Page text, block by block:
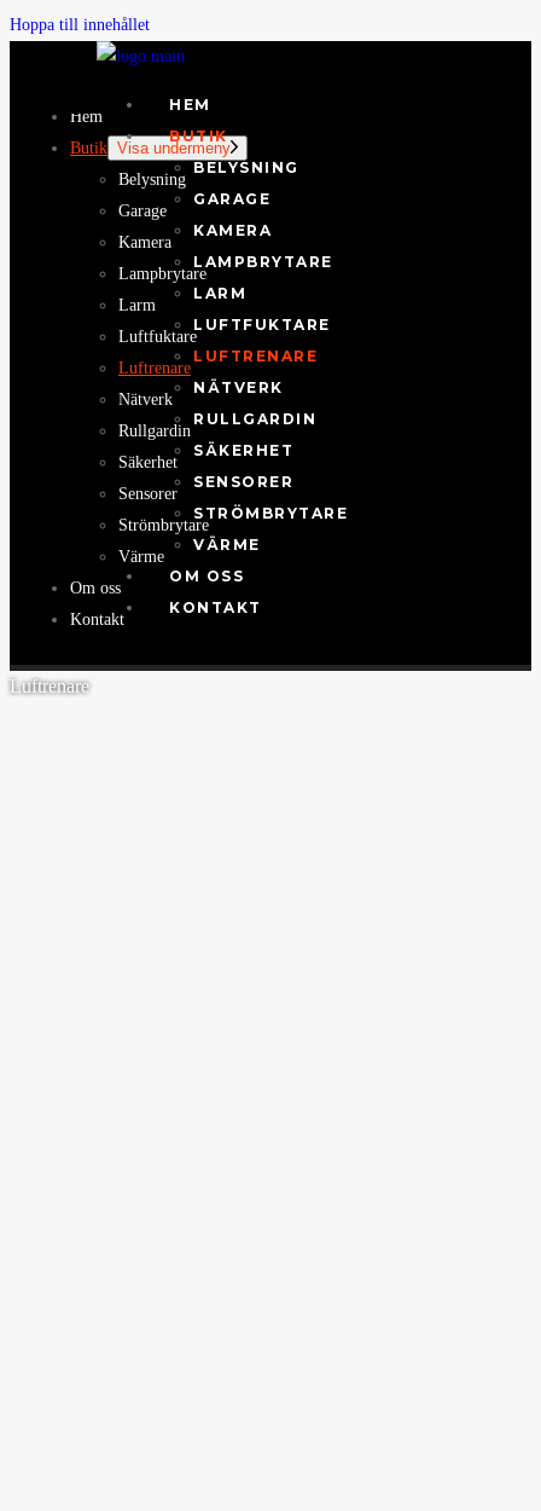
Hoppa till innehållet
HEM
BUTIK
BELYSNING
GARAGE
KAMERA
LAMPBRYTARE
LARM
LUFTFUKTARE
LUFTRENARE
NÄTVERK
RULLGARDIN
SÄKERHET
SENSORER
STRÖMBRYTARE
VÄRME
OM OSS
KONTAKT
Hem
Butik Visa undermeny
Belysning
Garage
Kamera
Lampbrytare
Larm
Luftfuktare
Luftrenare
Nätverk
Rullgardin
Säkerhet
Sensorer
Strömbrytare
Värme
Om oss
Kontakt
Luftrenare